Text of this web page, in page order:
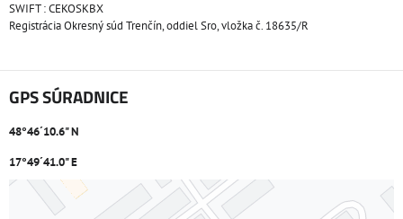
SWIFT : CEKOSKBX
Registrácia Okresný súd Trenčín, oddiel Sro, vložka č. 18635/R
GPS SÚRADNICE
48°46´10.6" N
17°49´41.0" E